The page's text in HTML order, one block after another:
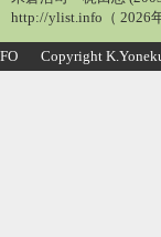
http://ylist.info（ 2026
Copyright